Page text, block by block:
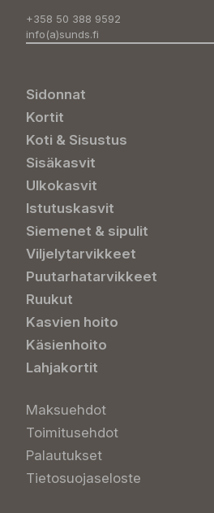
+358 50 388 9592
info(a)sunds.fi
Sidonnat
Kortit
Koti & Sisustus
Sisäkasvit
Ulkokasvit
Istutuskasvit
Siemenet & sipulit
Viljelytarvikkeet
Puutarhatarvikkeet
Ruukut
Kasvien hoito
Käsienhoito
Lahjakortit
Maksuehdot
Toimitusehdot
Palautukset
Tietosuojaseloste